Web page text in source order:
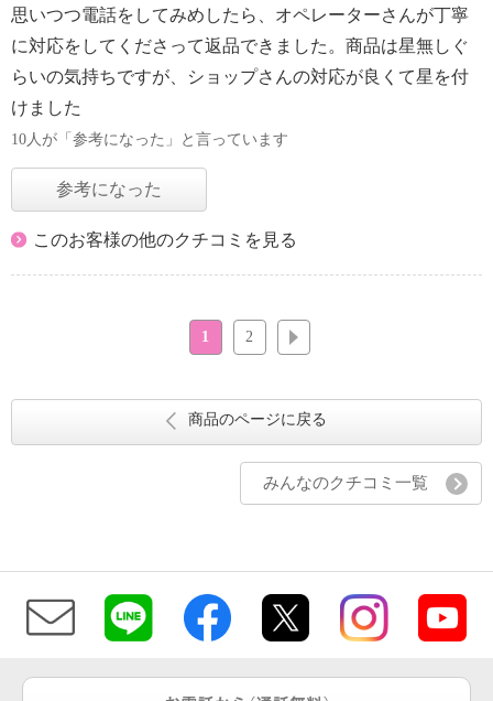
思いつつ電話をしてみめしたら、オペレーターさんが丁寧
に対応をしてくださって返品できました。商品は星無しぐ
らいの気持ちですが、ショップさんの対応が良くて星を付
けました
10人が「参考になった」と言っています
参考になった
このお客様の他のクチコミを見る
1 2
商品のページに戻る
みんなのクチコミ一覧